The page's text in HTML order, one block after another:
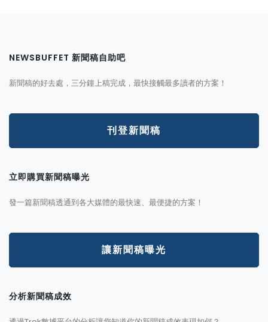
NEWSBUFFET 新聞稿自助吧
新聞稿的好去處，三分鐘上稿完成，最快接觸最多讀者的方案！
刊登新聞稿
立即購買新聞稿曝光
發一篇新聞稿透通到各大媒體的最快速、最便捷的方案！
讓新聞稿曝光
分析新聞稿成效